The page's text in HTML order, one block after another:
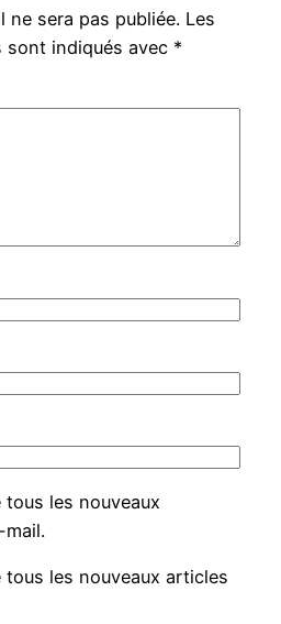
ne sera pas publiée. Les
sont indiqués avec *
les nouveaux
tous les nouveaux articles